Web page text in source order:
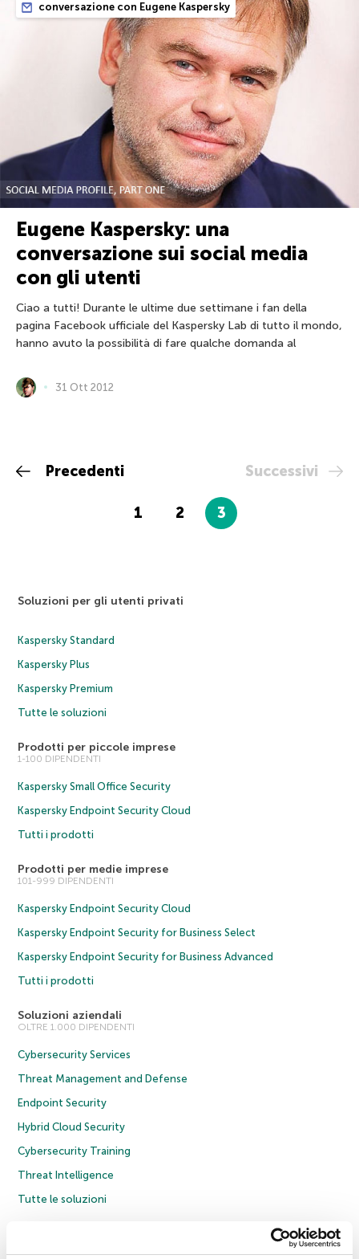
conversazione con Eugene Kaspersky
Eugene Kaspersky: una
conversazione sui social media
con gli utenti
Ciao a tutti! Durante le ultime due settimane i fan della
pagina Facebook ufficiale del Kaspersky Lab di tutto il mondo,
hanno avuto la possibilità di fare qualche domanda al
31 Ott 2012
Precedenti
1 2 3
Successivi
Soluzioni per gli utenti privati
Kaspersky Standard
Kaspersky Plus
Kaspersky Premium
Tutte le soluzioni
Prodotti per piccole imprese
1-100 DIPENDENTI
Kaspersky Small Office Security
Kaspersky Endpoint Security Cloud
Tutti i prodotti
Prodotti per medie imprese
101-999 DIPENDENTI
Kaspersky Endpoint Security Cloud
Kaspersky Endpoint Security for Business Select
Kaspersky Endpoint Security for Business Advanced
Tutti i prodotti
Soluzioni aziendali
OLTRE 1.000 DIPENDENTI
Cybersecurity Services
Threat Management and Defense
Endpoint Security
Hybrid Cloud Security
Cybersecurity Training
Threat Intelligence
Tutte le soluzioni
Informativa sulla privacy